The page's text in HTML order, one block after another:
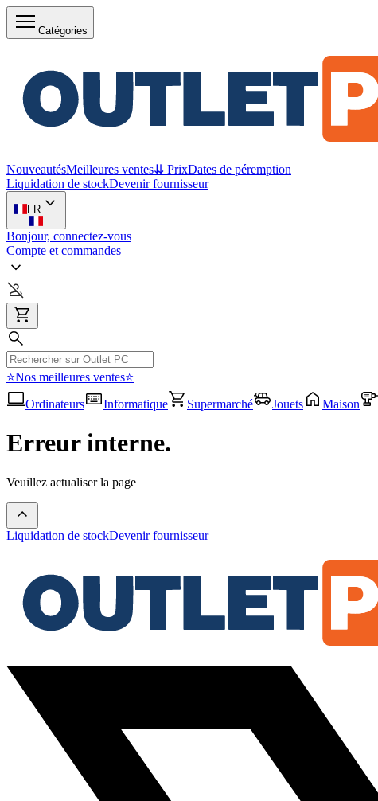
Catégories
NouveautésMeilleures ventes⇊ PrixDates de péremption
Liquidation de stockDevenir fournisseur
FR
Bonjour, connectez-vous
Compte et commandes
⭐Nos meilleures ventes⭐
Ordinateurs
Informatique Supermarché Jouets Maison
Erreur interne.
Veuillez actualiser la page
Liquidation de stockDevenir fournisseur